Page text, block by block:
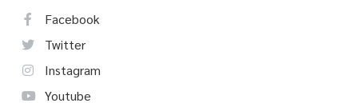
Facebook
Twitter
Instagram
Youtube